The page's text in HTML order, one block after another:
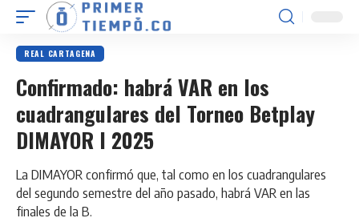
REAL CARTAGENA
Confirmado: habrá VAR en los
cuadrangulares del Torneo Betplay
DIMAYOR I 2025
La DIMAYOR confirmó que, tal como en los cuadrangulares
del segundo semestre del año pasado, habrá VAR en las
finales de la B.